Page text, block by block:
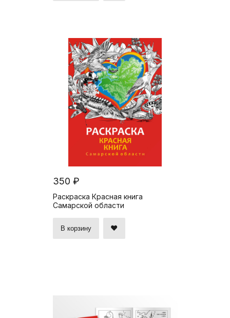
350 ₽
Раскраска Красная книга
Самарской области
В корзину